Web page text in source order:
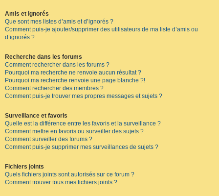
Amis et ignorés
Que sont mes listes d’amis et d’ignorés ?
Comment puis-je ajouter/supprimer des utilisateurs de ma liste d’amis ou
d’ignorés ?
Recherche dans les forums
Comment rechercher dans les forums ?
Pourquoi ma recherche ne renvoie aucun résultat ?
Pourquoi ma recherche renvoie une page blanche ?!
Comment rechercher des membres ?
Comment puis-je trouver mes propres messages et sujets ?
Surveillance et favoris
Quelle est la différence entre les favoris et la surveillance ?
Comment mettre en favoris ou surveiller des sujets ?
Comment surveiller des forums ?
Comment puis-je supprimer mes surveillances de sujets ?
Fichiers joints
Quels fichiers joints sont autorisés sur ce forum ?
Comment trouver tous mes fichiers joints ?